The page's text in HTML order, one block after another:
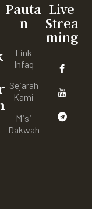
Pauta
n
Link
Infaq
Sejarah
Kami
Misi
Dakwah
Live
Strea
ming